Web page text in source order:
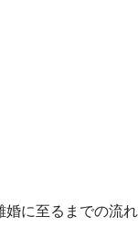
婚に至るまでの流れ